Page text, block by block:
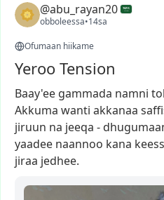
@abu_rayan20
obboleessa•14sa
Ofumaan hiikame
Yeroo Tension
Baay'ee gammada namni
Akkuma wanti akkanaa
jiruun na jeeqa -
yaadee naannoo kana
jiraa jedhee.